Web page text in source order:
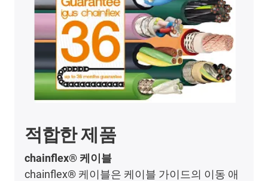
적합한 제품
chainflex® 케이블
chainflex® 케이블은 케이블 가이드의 이동 애